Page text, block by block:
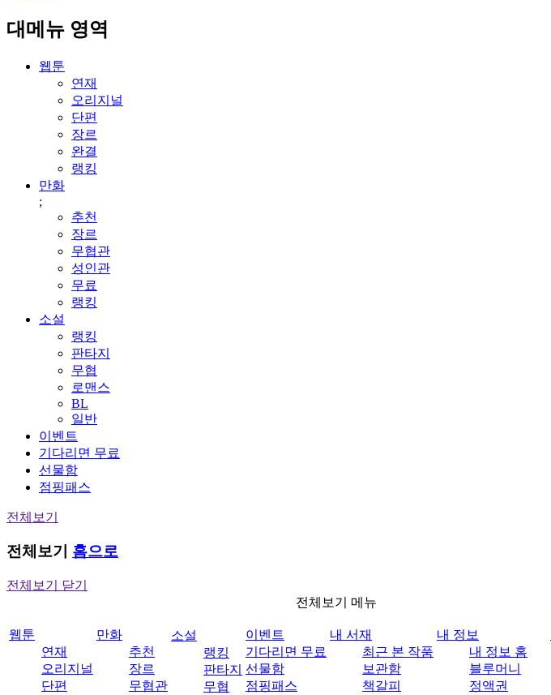
대메뉴 영역
웹툰
연재
오리지널
단편
장르
완결
랭킹
만화
;
추천
장르
무협관
성인관
무료
랭킹
소설
랭킹
판타지
무협
로맨스
BL
일반
이벤트
기다리면 무료
선물함
점핑패스
전체보기
전체보기 홈으로
전체보기 닫기
전체보기 메뉴
웹툰
연재
오리지널
단편
만화
추천
장르
무협관
소설
랭킹
판타지
무협
이벤트
기다리면 무료
선물함
점핑패스
내 서재
최근 본 작품
보관함
책갈피
내 정보
내 정보 홈
블루머니
정액권